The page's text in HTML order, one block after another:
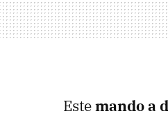
Estemando a